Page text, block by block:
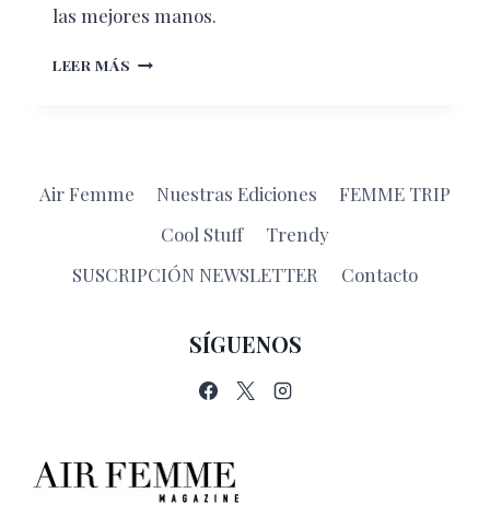
las mejores manos.
LEER MÁS ¡NO
Air Femme Nuestras Ediciones
FEMME TRIP
Cool Stuff
Trendy
SUSCRIPCIÓN NEWSLETTER
Contacto
SÍGUENOS